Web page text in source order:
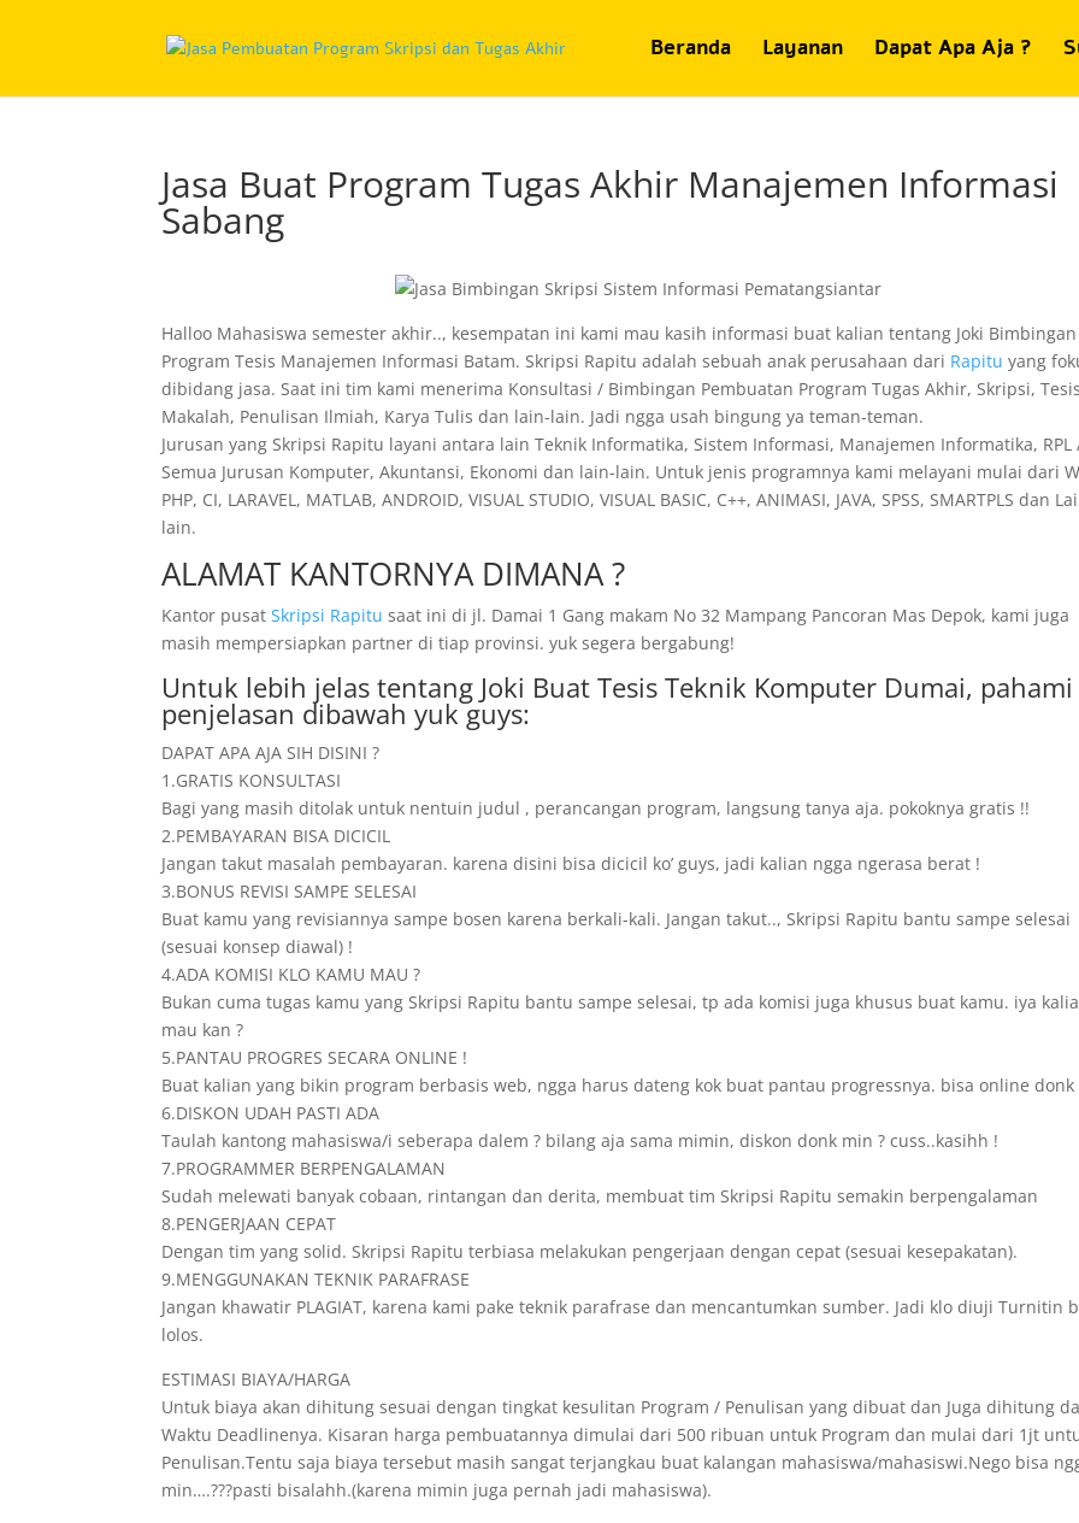
Beranda Layanan Dapat Apa Aja ?
Jasa Buat Program Tugas Akhir Manajemen Informasi
Sabang
Halloo Mahasiswa semester akhir.., kesempatan ini kami mau kasih informasi buat kalian tentang Joki Bimbingan
Program Tesis Manajemen Informasi Batam. Skripsi Rapitu adalah sebuah anak perusahaan dari Rapitu yang
dibidang jasa. Saat ini tim kami menerima Konsultasi / Bimbingan Pembuatan Program Tugas Akhir, Skripsi,
Makalah, Penulisan Ilmiah, Karya Tulis dan lain-lain. Jadi ngga usah bingung ya teman-teman.
Jurusan yang Skripsi Rapitu layani antara lain Teknik Informatika, Sistem Informasi, Manajemen Informatika, RPL
Semua Jurusan Komputer, Akuntansi, Ekonomi dan lain-lain. Untuk jenis programnya kami melayani mulai dari
PHP, CI, LARAVEL, MATLAB, ANDROID, VISUAL STUDIO, VISUAL BASIC, C++, ANIMASI, JAVA, SPSS, SMARTPLS dan
lain.
ALAMAT KANTORNYA DIMANA ?
Kantor pusatSkripsi Rapitu saat ini di jl. Damai 1 Gang makam No 32 Mampang Pancoran Mas Depok, kami juga
masih mempersiapkan partner di tiap provinsi. yuk segera bergabung!
Untuk lebih jelas tentang Joki Buat Tesis Teknik Komputer Dumai, pahami
penjelasan dibawah yuk guys:
DAPAT APA AJA SIH DISINI ?
1.GRATIS KONSULTASI
Bagi yang masih ditolak untuk nentuin judul , perancangan program, langsung tanya aja. pokoknya gratis !!
2.PEMBAYARAN BISA DICICIL
Jangan takut masalah pembayaran. karena disini bisa dicicil ko’ guys, jadi kalian ngga ngerasa berat !
3.BONUS REVISI SAMPE SELESAI
Buat kamu yang revisiannya sampe bosen karena berkali-kali. Jangan takut.., Skripsi Rapitu bantu sampe selesai
(sesuai konsep diawal) !
4.ADA KOMISI KLO KAMU MAU ?
Bukan cuma tugas kamu yang Skripsi Rapitu bantu sampe selesai, tp ada komisi juga khusus buat kamu. iya
mau kan ?
5.PANTAU PROGRES SECARA ONLINE !
Buat kalian yang bikin program berbasis web, ngga harus dateng kok buat pantau progressnya. bisa online donk
6.DISKON UDAH PASTI ADA
Taulah kantong mahasiswa/i seberapa dalem ? bilang aja sama mimin, diskon donk min ? cuss..kasihh !
7.PROGRAMMER BERPENGALAMAN
Sudah melewati banyak cobaan, rintangan dan derita, membuat tim Skripsi Rapitu semakin berpengalaman
8.PENGERJAAN CEPAT
Dengan tim yang solid. Skripsi Rapitu terbiasa melakukan pengerjaan dengan cepat (sesuai kesepakatan).
9.MENGGUNAKAN TEKNIK PARAFRASE
Jangan khawatir PLAGIAT, karena kami pake teknik parafrase dan mencantumkan sumber. Jadi klo diuji Turnitin
lolos.
ESTIMASI BIAYA/HARGA
Untuk biaya akan dihitung sesuai dengan tingkat kesulitan Program / Penulisan yang dibuat dan Juga dihitung
Waktu Deadlinenya. Kisaran harga pembuatannya dimulai dari 500 ribuan untuk Program dan mulai dari 1jt
Penulisan.Tentu saja biaya tersebut masih sangat terjangkau buat kalangan mahasiswa/mahasiswi.Nego bisa
min….???pasti bisalahh.(karena mimin juga pernah jadi mahasiswa).